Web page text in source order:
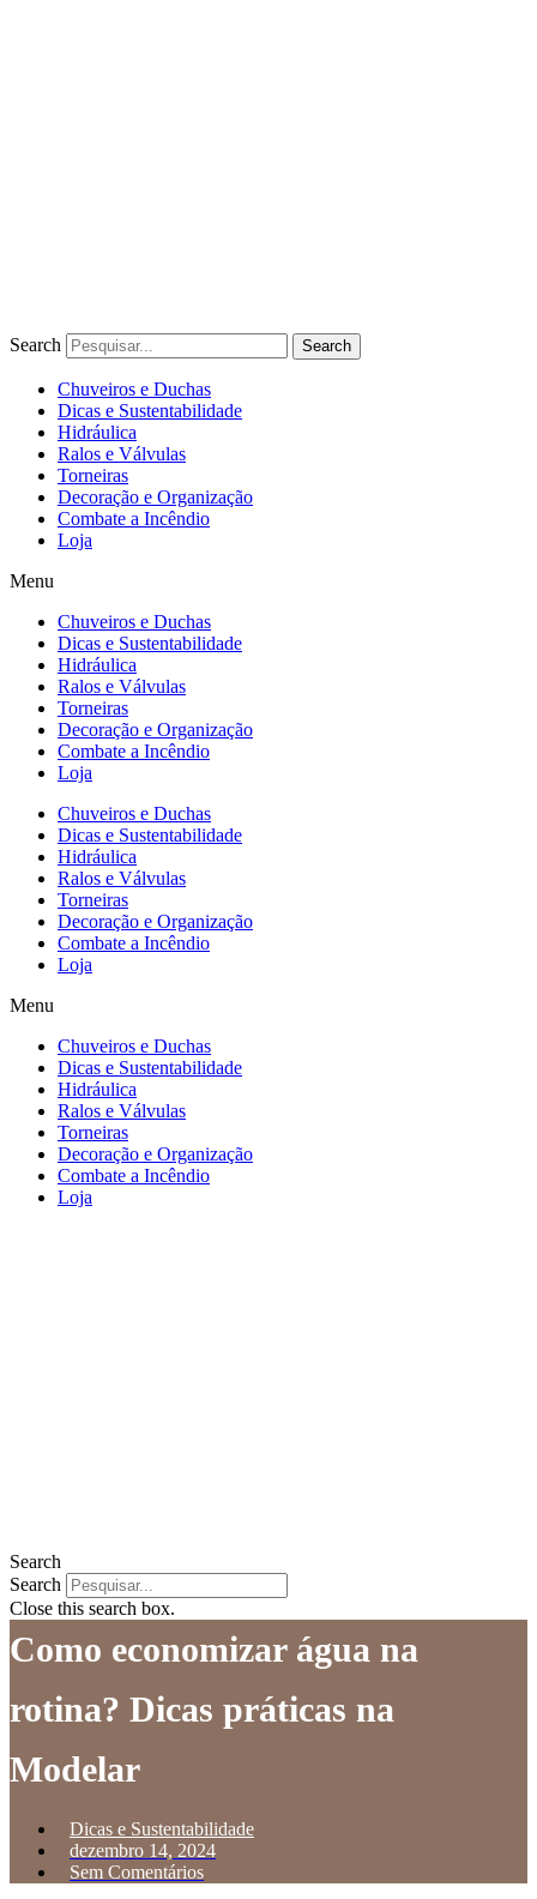
Search Search
Chuveiros e Duchas
Dicas e Sustentabilidade
Hidráulica
Ralos e Válvulas
Torneiras
Decoração e Organização
Combate a Incêndio
Loja
Menu
Chuveiros e Duchas
Dicas e Sustentabilidade
Hidráulica
Ralos e Válvulas
Torneiras
Decoração e Organização
Combate a Incêndio
Loja
Chuveiros e Duchas
Dicas e Sustentabilidade
Hidráulica
Ralos e Válvulas
Torneiras
Decoração e Organização
Combate a Incêndio
Loja
Menu
Chuveiros e Duchas
Dicas e Sustentabilidade
Hidráulica
Ralos e Válvulas
Torneiras
Decoração e Organização
Combate a Incêndio
Loja
Search
Search
Close this search box.
Como economizar água na
rotina? Dicas práticas na
Modelar
Dicas e Sustentabilidade
dezembro 14, 2024
Sem Comentários